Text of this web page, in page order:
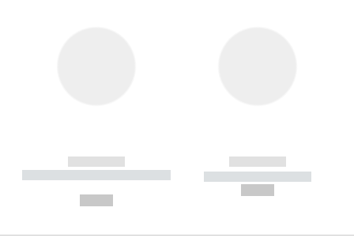
------------
----------- ----------- --------
------------
----------- -----------